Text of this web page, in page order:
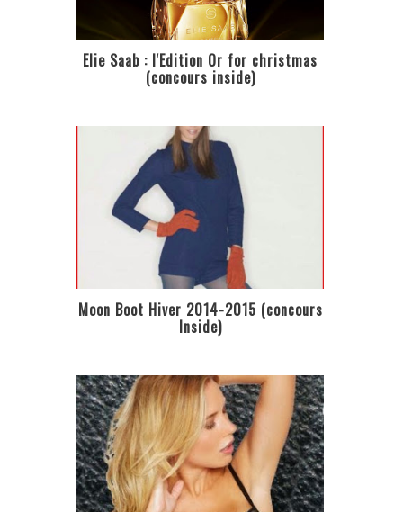
Elie Saab : l'Edition Or for christmas
(concours inside)
Moon Boot Hiver 2014-2015 (concours
Inside)